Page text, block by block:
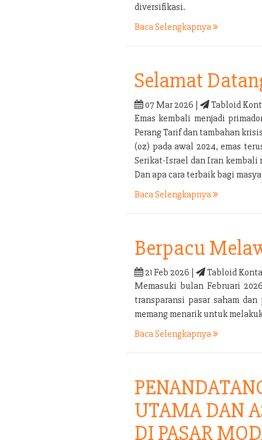
diversifikasi.
Baca Selengkapnya
Selamat
07 Mar 2026 |
Tabloid
Emas kembali menjadi
Perang Tarif dan tambahan
(oz) pada awal 2024, emas
Serikat-Israel dan Iran kembali
Dan apa cara terbaik bagi
Baca Selengkapnya
Berpacu
21 Feb 2026 |
Tabloid
Memasuki bulan Februari
transparansi pasar saham
memang menarik untuk
Baca Selengkapnya
UTAMA DAN
DI PASAR